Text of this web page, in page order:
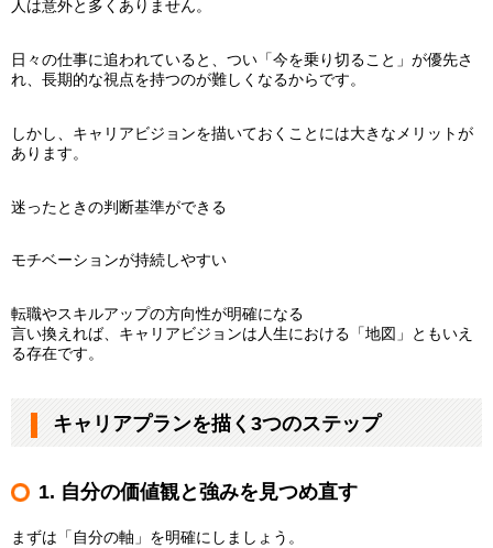
人は意外と多くありません。
日々の仕事に追われていると、つい「今を乗り切ること」が優先さ
れ、長期的な視点を持つのが難しくなるからです。
しかし、キャリアビジョンを描いておくことには大きなメリットが
あります。
迷ったときの判断基準ができる
モチベーションが持続しやすい
転職やスキルアップの方向性が明確になる
言い換えれば、キャリアビジョンは人生における「地図」ともいえ
る存在です。
キャリアプランを描く3つのステップ
1. 自分の価値観と強みを見つめ直す
まずは「自分の軸」を明確にしましょう。